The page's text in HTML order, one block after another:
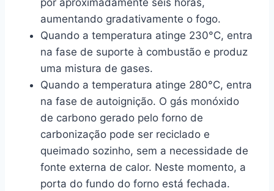
por aproximadamente seis horas,
aumentando gradativamente o fogo.
Quando a temperatura atinge 230°C, entra
na fase de suporte à combustão e produz
uma mistura de gases.
Quando a temperatura atinge 280°C, entra
na fase de autoignição. O gás monóxido
de carbono gerado pelo forno de
carbonização pode ser reciclado e
queimado sozinho, sem a necessidade de
fonte externa de calor. Neste momento, a
porta do fundo do forno está fechada.